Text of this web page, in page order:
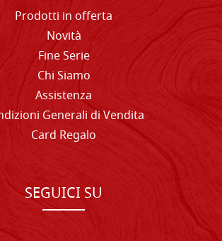
Prodotti in offerta
Novità
Fine Serie
Chi Siamo
Assistenza
Generali di Vendita
Card Regalo
SEGUICI SU